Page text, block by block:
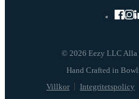
© 2026 Eezy LLC Alla
Villkor Integritetspolicy